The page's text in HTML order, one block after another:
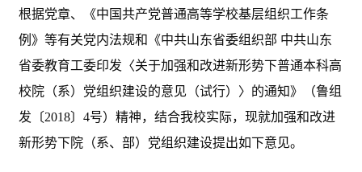
根据党章、《中国共产党普通高等学校基层组织工作条
例》等有关党内法规和《中共山东省委组织部 中共山东
省委教育工委印发〈关于加强和改进新形势下普通本科高
校院（系）党组织建设的意见（试行）〉的通知》（鲁组
发〔2018〕4号）精神，结合我校实际，现就加强和改进
新形势下院（系、部）党组织建设提出如下意见。